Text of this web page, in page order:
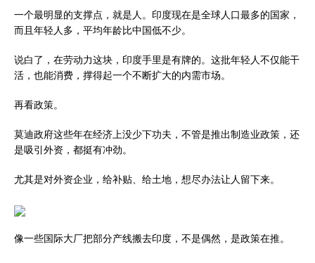
一个最明显的支撑点，就是人。印度现在是全球人口最多的国家，
而且年轻人多，平均年龄比中国低不少。
说白了，在劳动力这块，印度手里是有牌的。这批年轻人不仅能干
活，也能消费，撑得起一个不断扩大的内需市场。
再看政策。
莫迪政府这些年在经济上没少下功夫，不管是推出制造业政策，还
是吸引外资，都挺有冲劲。
尤其是对外资企业，给补贴、给土地，想尽办法让人留下来。
像一些国际大厂把部分产线搬去印度，不是偶然，是政策在推。